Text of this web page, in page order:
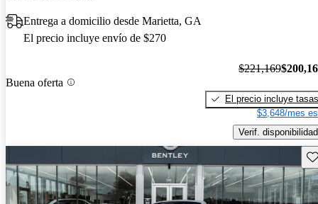
Entrega a domicilio desde Marietta, GA
El precio incluye envío de $270
Buena oferta
$221,169
El precio incluye tasas
$3,648/mes
Verif. disponibilidad